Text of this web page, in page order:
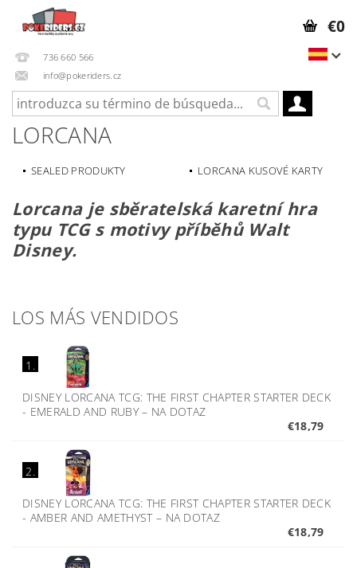
736 660 566
info@pokeriders.cz
€0
LORCANA
SEALED PRODUKTY LORCANA KUSOVÉ KARTY
Lorcana je sběratelská karetní hra
typu TCG s motivy příběhů Walt
Disney.
LOS MÁS VENDIDOS
1.
DISNEY LORCANA TCG: THE FIRST CHAPTER STARTER DECK
- EMERALD AND RUBY– NA DOTAZ
€18,79
2.
DISNEY LORCANA TCG: THE FIRST CHAPTER STARTER DECK
- AMBER AND AMETHYST – NA DOTAZ
€18,79